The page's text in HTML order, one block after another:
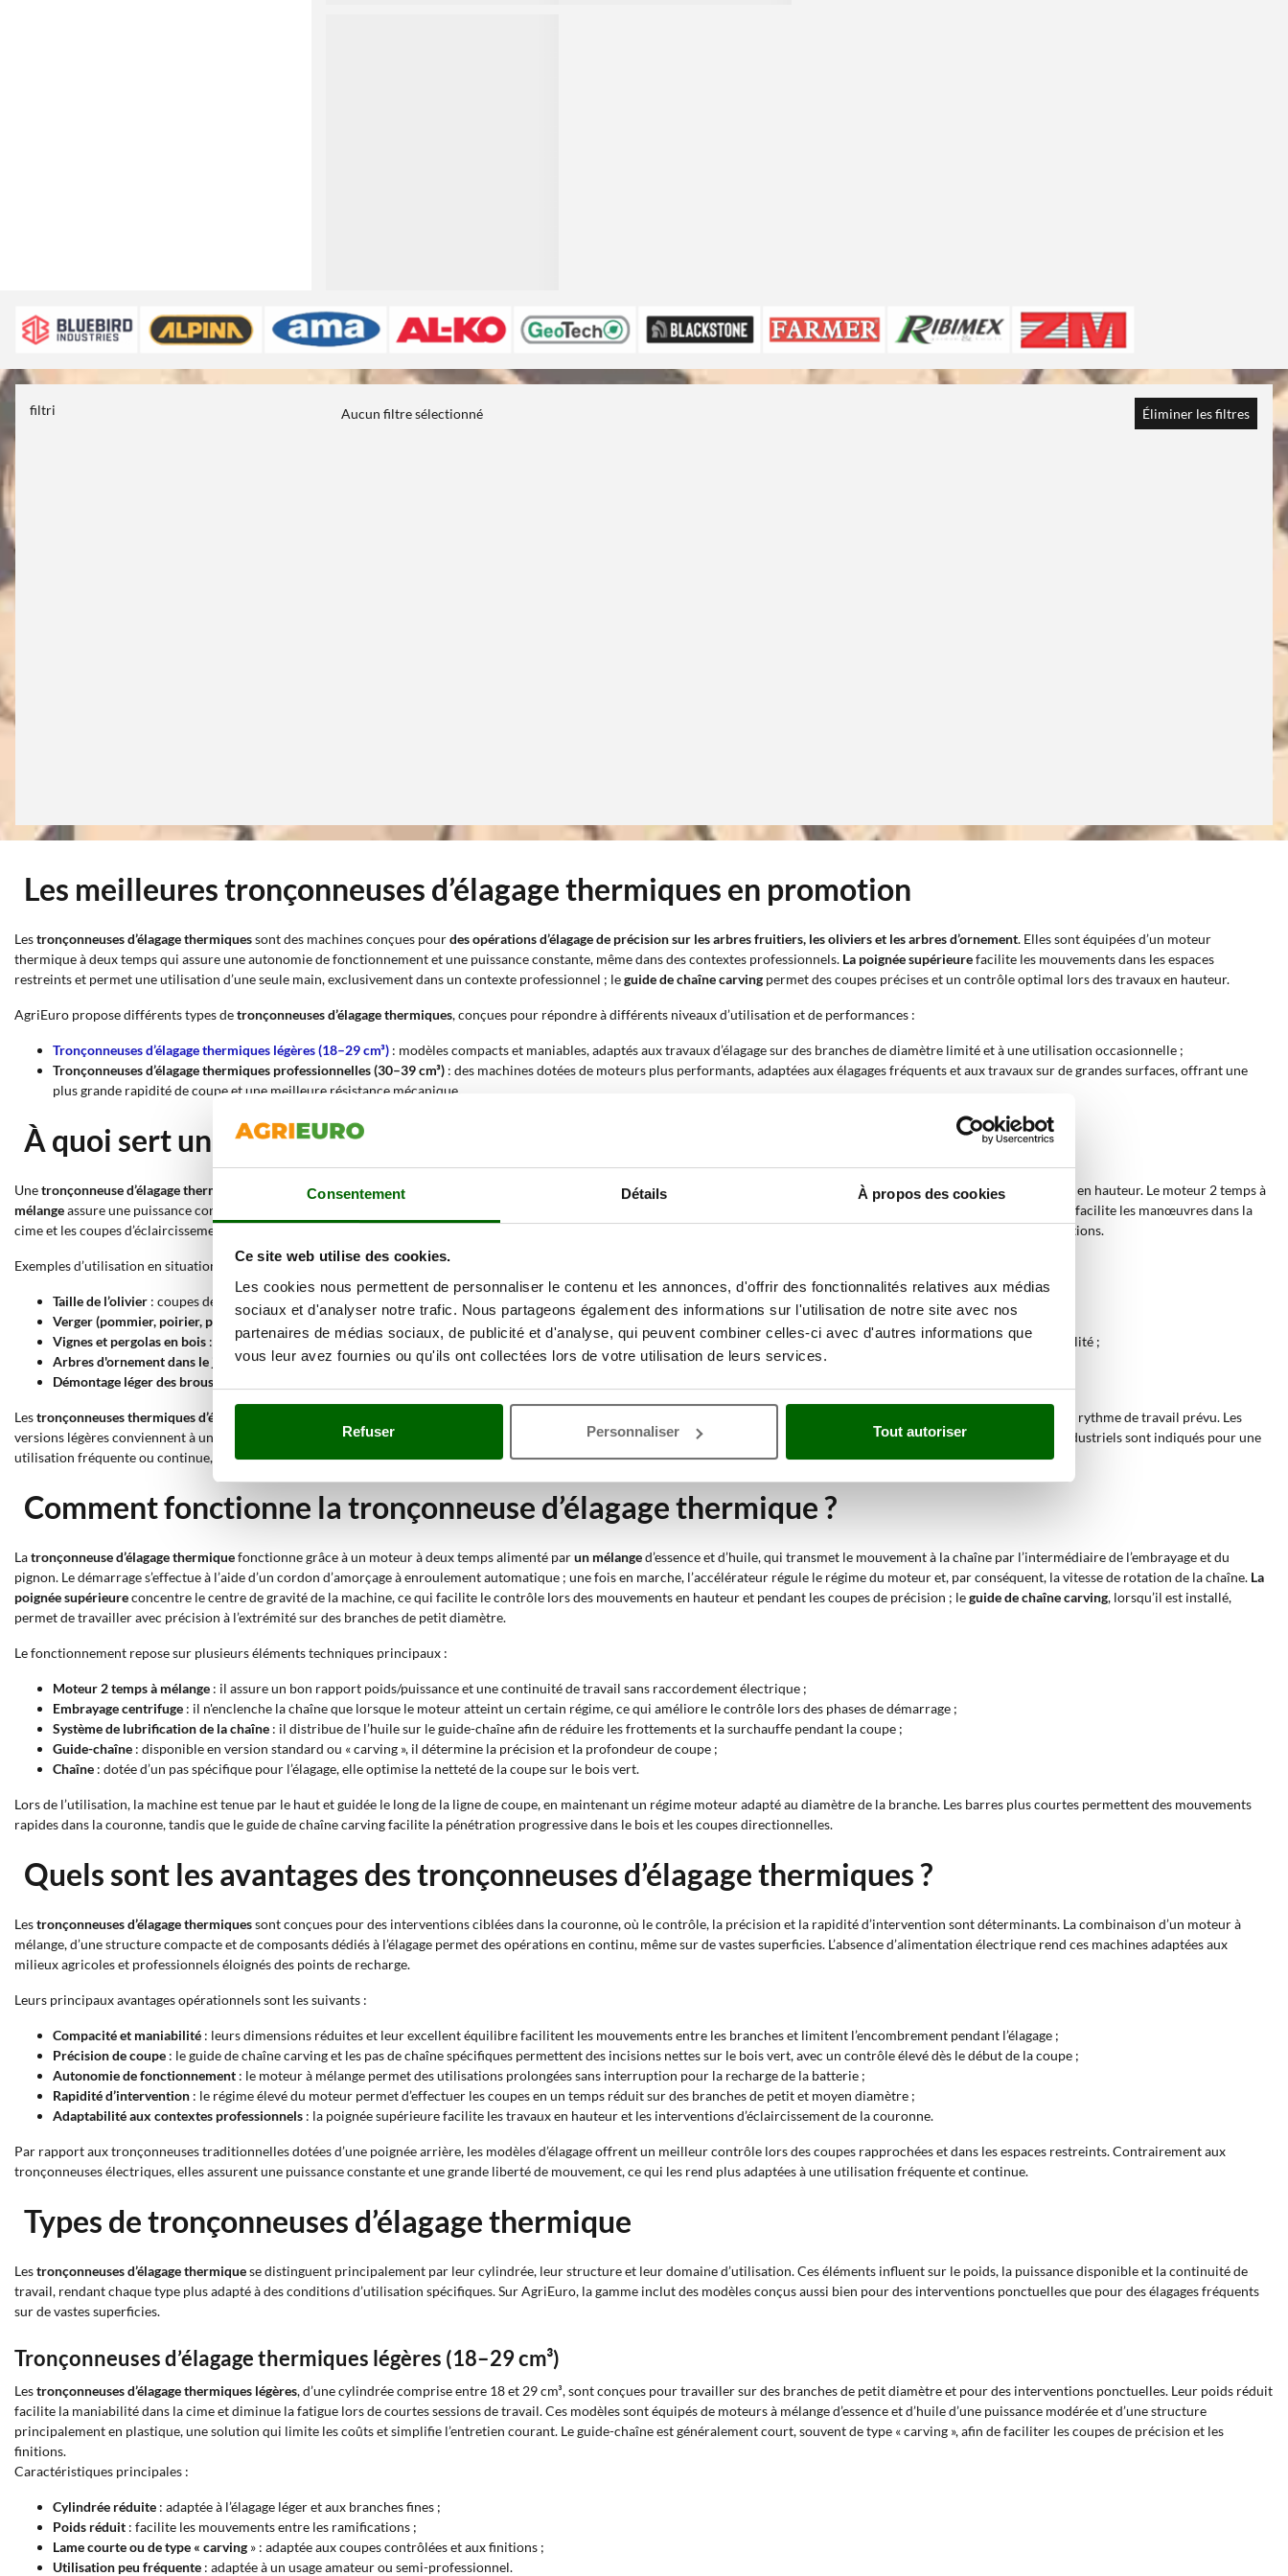
Consentement Détails À propos des cookies
Ce site web utilise des cookies.
Les cookies nous permettent de personnaliser le contenu et les annonces, d'offrir des fonctionnalités relatives aux médias
sociaux et d'analyser notre trafic. Nous partageons également des informations sur l'utilisation de notre site avec nos
partenaires de médias sociaux, de publicité et d'analyse, qui peuvent combiner celles-ci avec d'autres informations que
vous leur avez fournies ou qu'ils ont collectées lors de votre utilisation de leurs services.
Refuser Personnaliser Tout autoriser
filtri Aucun filtre sélectionné Éliminer les filtres
Les meilleures tronçonneuses d’élagage thermiques en promotion
Lestronçonneuses d’élagage thermiquessont des machines conçues pourdes opérations d’élagage de précision sur les arbres fruitiers, les oliviers et les arbres d’ornement. Elles sont équipées d’un moteur
thermique à deux temps qui assure une autonomie de fonctionnement et une puissance constante, même dans des contextes professionnels. La poignée supérieurefacilite les mouvements dans les espaces
restreints et permet une utilisation d’une seule main, exclusivement dans un contexte professionnel ; leguide de chaîne carving permet des coupes précises et un contrôle optimal lors des travaux en hauteur.
AgriEuro propose différents types detronçonneuses d’élagage thermiques, conçues pour répondre à différents niveaux d’utilisation et de performances :
Tronçonneuses d’élagage thermiques légères (18–29 cm³) : modèles compacts et maniables, adaptés aux travaux d’élagage sur des branches de diamètre limité et à une utilisation occasionnelle ;
Tronçonneuses d’élagage thermiques professionnelles (30–39 cm³) : des machines dotées de moteurs plus performants, adaptées aux élagages fréquents et aux travaux sur de grandes surfaces, offrant une
plus grande rapidité de coupe et une meilleure résistance mécanique.
À quoi sert une tronçonneuse d’élagage thermique ?
Unetronçonneuse d’élagage thermique
permet d’effectuer des coupes contrôlées et nettes lors de l’élagage de branches et de rameaux, même dans des positions difficiles d’accès ou en hauteur. Le moteur 2 temps à
mélangeassure une puissance constante sans les contraintes d’un câble ou d’une batterie, une caractéristique utile dans les vergers et les oliveraies étendues.
facilite les manœuvres dans la
cime et les coupes d’éclaircissement ; le
, lorsqu’il est présent, augmente la précision lors des coupes de finition et dans les passages étroits entre les ramifications.
Exemples d’utilisation en situation réelle :
Taille de l’olivier : coupes de retour et élimination des rejets sur les branches secondaires, avec des mouvements rapides entre les étages de la couronne ;
Verger (pommier, poirier, pêcher)
: élimination des branches concurrentes et coupes de production sur des diamètres réduits, avec attention à la propreté de la coupe ;
Vignes et pergolas en bois : élimination des anciens éperons et du bois sec dans les zones les plus denses, à l’aide d’un manche court pour un meilleur contrôle et un accès facilité ;
Arbres d'ornement dans le jardin: maîtrise de la couronne et élimination des branches sèches, avec des coupes ciblées pour limiter les déchirures et les écrasements ;
Démontage léger des broussailles
Lestronçonneuses thermiques d’élagage
en fonction de la cylindrée, des composants et du rythme de travail prévu. Les
versions légères conviennent à une utilisation modérée et peu fréquente, avec des performances plus faibles et une structure souvent en plastique. Les modèles professionnels et industriels sont indiqués pour une
utilisation fréquente ou continue, avec des performances élevées et une qualité de fabrication supérieure.
Comment fonctionne la tronçonneuse d’élagage thermique ?
Latronçonneuse d’élagage thermiquefonctionne grâce à un moteur à deux temps alimenté parun mélanged’essence et d’huile, qui transmet le mouvement à la chaîne par l’intermédiaire de l’embrayage et du
pignon. Le démarrage s’effectue à l’aide d’un cordon d’amorçage à enroulement automatique ; une fois en marche, l’accélérateur régule le régime du moteur et, par conséquent, la vitesse de rotation de la chaîne. La
poignée supérieureconcentre le centre de gravité de la machine, ce qui facilite le contrôle lors des mouvements en hauteur et pendant les coupes de précision ; leguide de chaîne carving, lorsqu’il est installé,
permet de travailler avec précision à l’extrémité sur des branches de petit diamètre.
Le fonctionnement repose sur plusieurs éléments techniques principaux :
Moteur 2 temps à mélange : il assure un bon rapport poids/puissance et une continuité de travail sans raccordement électrique ;
Embrayage centrifuge : il n'enclenche la chaîne que lorsque le moteur atteint un certain régime, ce qui améliore le contrôle lors des phases de démarrage ;
Système de lubrification de la chaîne : il distribue de l’huile sur le guide-chaîne afin de réduire les frottements et la surchauffe pendant la coupe ;
Guide-chaîne : disponible en version standard ou « carving », il détermine la précision et la profondeur de coupe ;
Chaîne : dotée d’un pas spécifique pour l’élagage, elle optimise la netteté de la coupe sur le bois vert.
Lors de l’utilisation, la machine est tenue par le haut et guidée le long de la ligne de coupe, en maintenant un régime moteur adapté au diamètre de la branche. Les barres plus courtes permettent des mouvements
rapides dans la couronne, tandis que le guide de chaîne carving facilite la pénétration progressive dans le bois et les coupes directionnelles.
Quels sont les avantages des tronçonneuses d’élagage thermiques ?
Lestronçonneuses d’élagage thermiquessont conçues pour des interventions ciblées dans la couronne, où le contrôle, la précision et la rapidité d’intervention sont déterminants. La combinaison d’un moteur à
mélange, d’une structure compacte et de composants dédiés à l’élagage permet des opérations en continu, même sur de vastes superficies. L’absence d’alimentation électrique rend ces machines adaptées aux
milieux agricoles et professionnels éloignés des points de recharge.
Leurs principaux avantages opérationnels sont les suivants :
Compacité et maniabilité : leurs dimensions réduites et leur excellent équilibre facilitent les mouvements entre les branches et limitent l’encombrement pendant l’élagage ;
Précision de coupe : le guide de chaîne carving et les pas de chaîne spécifiques permettent des incisions nettes sur le bois vert, avec un contrôle élevé dès le début de la coupe ;
Autonomie defonctionnement : le moteur à mélange permet des utilisations prolongées sans interruption pour la recharge de la batterie ;
Rapidité d’intervention : le régime élevé du moteur permet d’effectuer les coupes en un temps réduit sur des branches de petit et moyen diamètre ;
Adaptabilité aux contextes professionnels : la poignée supérieure facilite les travaux en hauteur et les interventions d’éclaircissement de la couronne.
Par rapport aux tronçonneuses traditionnelles dotées d’une poignée arrière, les modèles d’élagage offrent un meilleur contrôle lors des coupes rapprochées et dans les espaces restreints. Contrairement aux
tronçonneuses électriques, elles assurent une puissance constante et une grande liberté de mouvement, ce qui les rend plus adaptées à une utilisation fréquente et continue.
Types de tronçonneuses d’élagage thermique
Lestronçonneuses d’élagage thermiquese distinguent principalement par leur cylindrée, leur structure et leur domaine d’utilisation. Ces éléments influent sur le poids, la puissance disponible et la continuité de
travail, rendant chaque type plus adapté à des conditions d’utilisation spécifiques. Sur AgriEuro, la gamme inclut des modèles conçus aussi bien pour des interventions ponctuelles que pour des élagages fréquents
sur de vastes superficies.
Tronçonneuses d’élagage thermiques légères (18–29 cm³)
Lestronçonneuses d’élagage thermiques légères, d’une cylindrée comprise entre 18 et 29 cm³, sont conçues pour travailler sur des branches de petit diamètre et pour des interventions ponctuelles. Leur poids réduit
facilite la maniabilité dans la cime et diminue la fatigue lors de courtes sessions de travail. Ces modèles sont équipés de moteurs à mélange d’essence et d’huile d’une puissance modérée et d’une structure
principalement en plastique, une solution qui limite les coûts et simplifie l’entretien courant. Le guide-chaîne est généralement court, souvent de type « carving », afin de faciliter les coupes de précision et les
finitions.
Caractéristiques principales :
Cylindrée réduite : adaptée à l’élagage léger et aux branches fines ;
Poids réduit : facilite les mouvements entre les ramifications ;
Lame courte ou de type « carving » : adaptée aux coupes contrôlées et aux finitions ;
Utilisation peu fréquente : adaptée à un usage amateur ou semi-professionnel.